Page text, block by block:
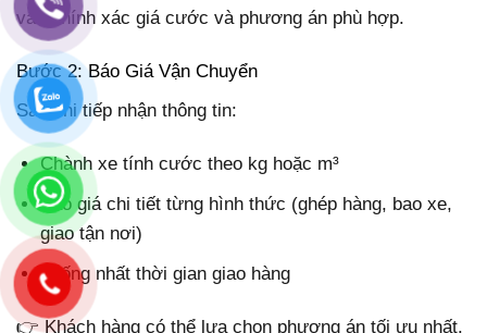
vấn chính xác giá cước và phương án phù hợp.
Bước 2: Báo Giá Vận Chuyển
Sau khi tiếp nhận thông tin:
Chành xe tính cước theo kg hoặc m³
Báo giá chi tiết từng hình thức (ghép hàng, bao xe,
giao tận nơi)
Thống nhất thời gian giao hàng
👉 Khách hàng có thể lựa chọn phương án tối ưu nhất.